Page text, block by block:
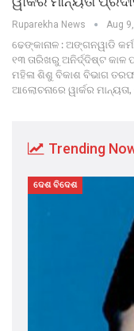
Ruparekha News Aug
ଢେଙ୍କାନାଳ : ଅଙ୍ଗନୱାଡି
୧୩ ତାରିଖରୁ ଅନିର୍ଦ୍ଦିଷ୍ଟ କାଳ
ମହିଳା ଶିଶୁ ବିକାଶ ବିଭାଗ
ଆଲୋଚନାରେ ୱାର୍କର
Trending
ଦେଶ ବିଦେଶ